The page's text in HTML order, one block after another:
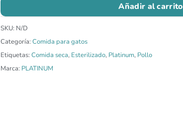
Añadir al carrito
SKU: N/D
Categoría: Comida para gatos
Etiquetas: Comida seca, Esterilizado, Platinum, Pollo
Marca: PLATINUM